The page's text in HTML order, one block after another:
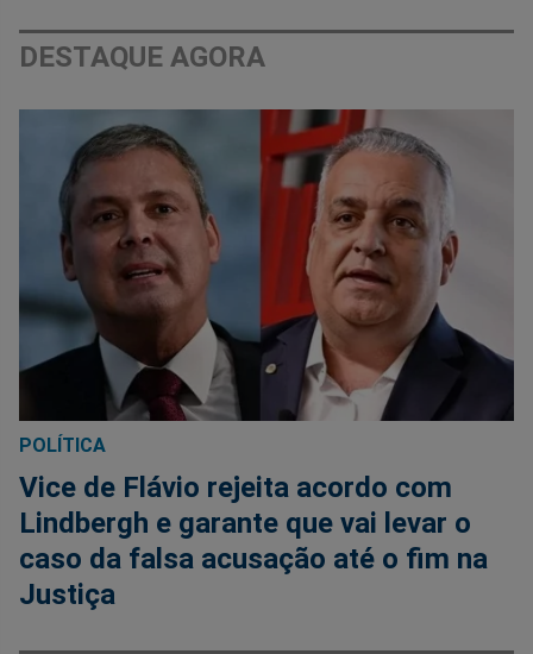
DESTAQUE AGORA
POLÍTICA
Vice de Flávio rejeita acordo com
Lindbergh e garante que vai levar o
caso da falsa acusação até o fim na
Justiça